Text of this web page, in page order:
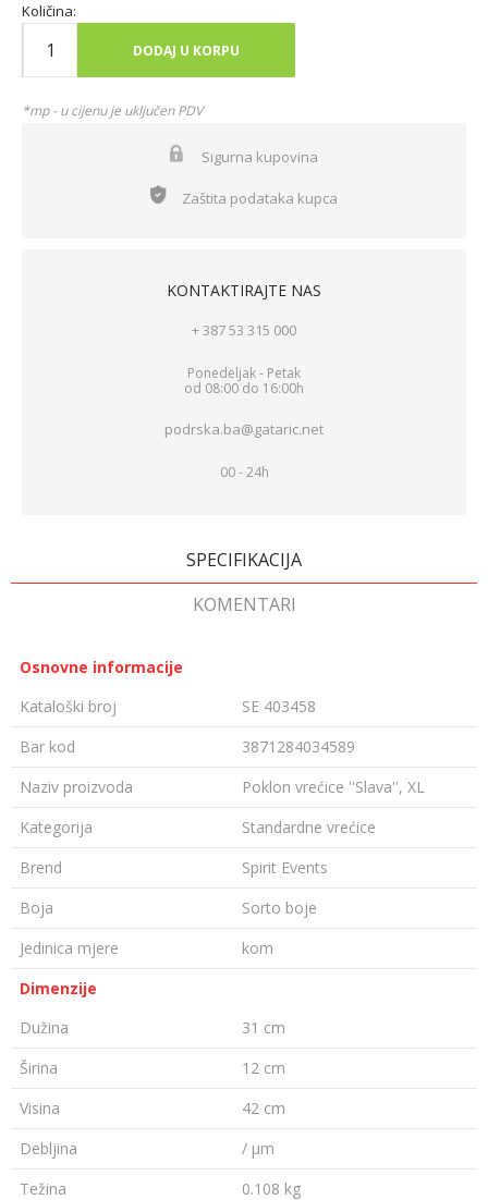
Količina:
DODAJ U KORPU
*mp - u cijenu je uključen PDV
Sigurna kupovina
Zaštita podataka kupca
KONTAKTIRAJTE NAS
+ 387 53 315 000
Ponedeljak - Petak
od 08:00 do 16:00h
podrska.ba@gataric.net
00 - 24h
SPECIFIKACIJA
KOMENTARI
Osnovne informacije
Kataloški broj
SE 403458
Bar kod
3871284034589
Naziv proizvoda
Poklon vrećice ''Slava'', XL
Kategorija
Standardne vrećice
Brend
Spirit Events
Boja
Sorto boje
Jedinica mjere
kom
Dimenzije
Dužina
31 cm
Širina
12 cm
Visina
42 cm
Debljina
/ µm
Težina
0.108 kg